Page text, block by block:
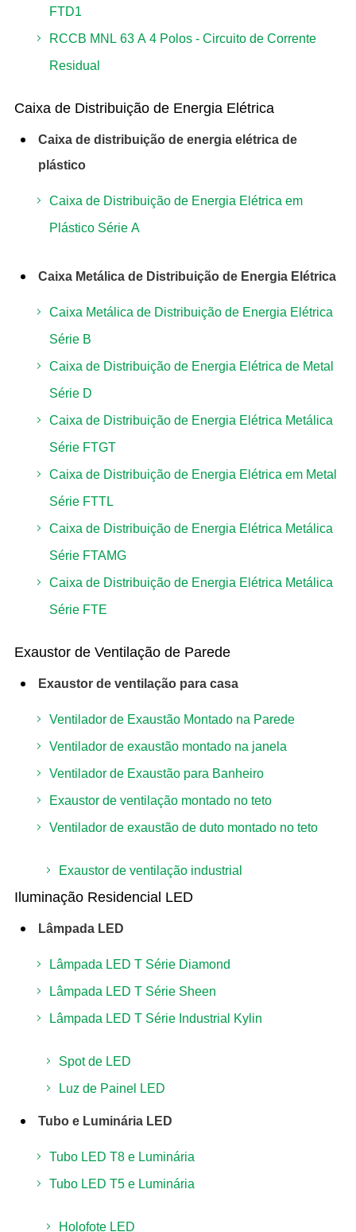
FTD1
RCCB MNL 63 A 4 Polos - Circuito de Corrente
Residual
Caixa de Distribuição de Energia Elétrica
Caixa de distribuição de energia elétrica de
plástico
Caixa de Distribuição de Energia Elétrica em
Plástico Série A
Caixa Metálica de Distribuição de Energia Elétrica
Caixa Metálica de Distribuição de Energia Elétrica
Série B
Caixa de Distribuição de Energia Elétrica de Metal
Série D
Caixa de Distribuição de Energia Elétrica Metálica
Série FTGT
Caixa de Distribuição de Energia Elétrica em Metal
Série FTTL
Caixa de Distribuição de Energia Elétrica Metálica
Série FTAMG
Caixa de Distribuição de Energia Elétrica Metálica
Série FTE
Exaustor de Ventilação de Parede
Exaustor de ventilação para casa
Ventilador de Exaustão Montado na Parede
Ventilador de exaustão montado na janela
Ventilador de Exaustão para Banheiro
Exaustor de ventilação montado no teto
Ventilador de exaustão de duto montado no teto
Exaustor de ventilação industrial
Iluminação Residencial LED
Lâmpada LED
Lâmpada LED T Série Diamond
Lâmpada LED T Série Sheen
Lâmpada LED T Série Industrial Kylin
Spot de LED
Luz de Painel LED
Tubo e Luminária LED
Tubo LED T8 e Luminária
Tubo LED T5 e Luminária
Holofote LED